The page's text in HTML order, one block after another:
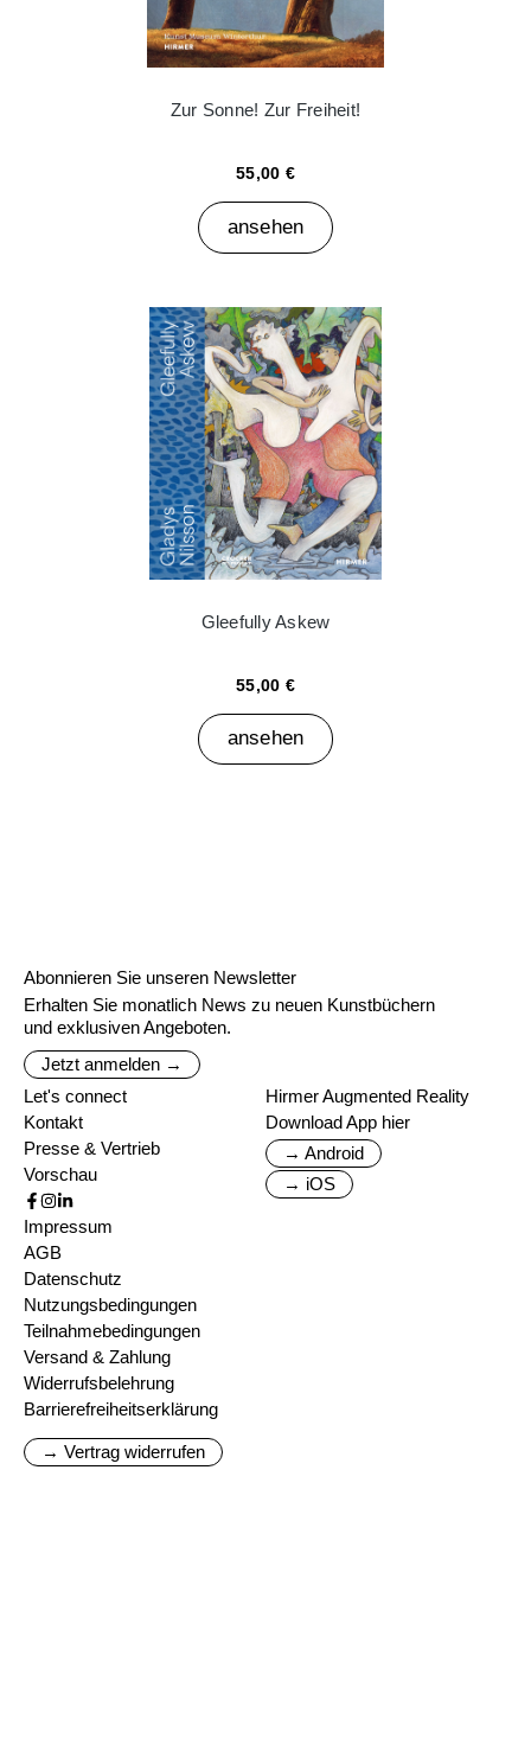
Zur Sonne! Zur Freiheit!
55,00 €
ansehen
Gleefully Askew
55,00 €
ansehen
Abonnieren Sie unseren Newsletter
Erhalten Sie monatlich News zu neuen Kunstbüchern
und exklusiven Angeboten.
Jetzt anmelden →
Let's connect
Kontakt
Presse & Vertrieb
Vorschau
Hirmer Augmented Reality
Download App hier
→ Android
→ iOS
Impressum
AGB
Datenschutz
Nutzungsbedingungen
Teilnahmebedingungen
Versand & Zahlung
Widerrufsbelehrung
Barrierefreiheitserklärung
→ Vertrag widerrufen